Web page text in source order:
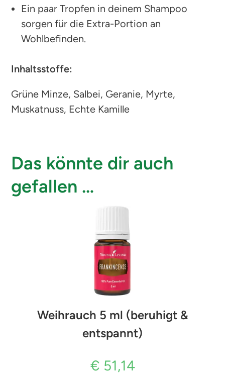
Ein paar Tropfen in deinem Shampoo
sorgen für die Extra-Portion an
Wohlbefinden.
Inhaltsstoffe:
Grüne Minze, Salbei, Geranie, Myrte,
Muskatnuss, Echte Kamille
Das könnte dir auch
gefallen …
Weihrauch 5 ml (beruhigt &
entspannt)
€ 51,14